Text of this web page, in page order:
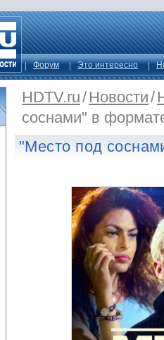
Форум Это интересно
HDTV.ru/Новости/
соснами" в
"Место под